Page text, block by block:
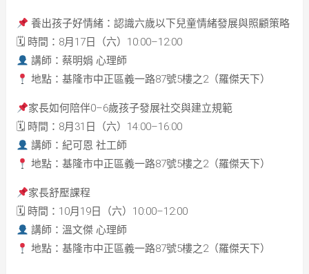
養出孩子好情緒：認識六歲以下兒童情緒發展與照顧策略
🗓 時間：8月17日（六）10:00–12:00
講師：蔡明娟 心理師
地點：基隆市中正區義一路87號5樓之2（羅傑天下）
家長如何陪伴0–6歲孩子發展社交與建立規範
🗓 時間：8月31日（六）14:00–16:00
講師：紀可恩 社工師
地點：基隆市中正區義一路87號5樓之2（羅傑天下）
家長舒壓課程
🗓 時間：10月19日（六）10:00–12:00
講師：溫文傑 心理師
地點：基隆市中正區義一路87號5樓之2（羅傑天下）